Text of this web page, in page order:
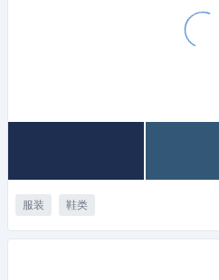
服装 鞋类